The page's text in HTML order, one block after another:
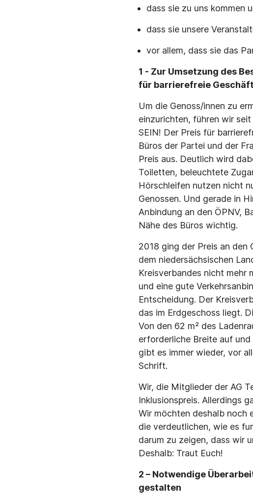
dass sie zu uns kommen
dass sie unsere
vor allem, dass sie das
1 - Zur Umsetzung des
für barrierefreie
Um die Genoss/innen zu
einzurichten, führen wir
SEIN! Der Preis für
Büros der Partei und der
Preis aus. Deutlich wird
Toiletten, beleuchtete
Hörschleifen nutzen nicht
Genossen. Und gerade in
Anbindung an den ÖPNV,
Nähe des Büros wichtig.
2018 ging der Preis an den
dem niedersächsischen
Kreisverbandes nicht mehr
und eine gute
Entscheidung. Der
das im Erdgeschoss liegt.
Von den 62 m² des
erforderliche Breite auf und
gibt es immer wieder, vor
Schrift.
Wir, die Mitglieder der AG
Inklusionspreis. Allerdings
Wir möchten deshalb noch
die verdeutlichen, wie es
darum zu zeigen, dass wir
Deshalb: Traut Euch!
2 – Notwendige
gestalten